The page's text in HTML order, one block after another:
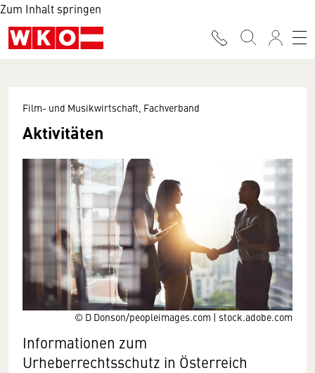
Zum Inhalt springen
© D Donson/peopleimages.com | stock.adobe.com
Film- und Musikwirtschaft, Fachverband
Aktivitäten
Informationen zum
Urheberrechtsschutz in Österreich